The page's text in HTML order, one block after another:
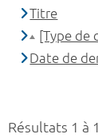
Résultats 1 à
Titre
[Type de
Date de